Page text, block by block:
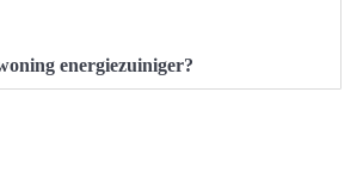
energiezuiniger?